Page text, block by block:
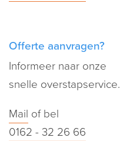
Offerte aanvragen?
Informeer naar onze
snelle overstapservice.
Mail of bel
0162 - 32 26 66